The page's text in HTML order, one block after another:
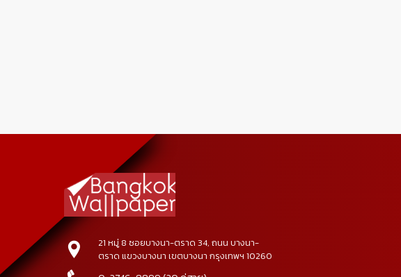
21 หมู่ 8 ซอยบางนา-ตราด 34, ถนน บางนา-
ตราด แขวงบางนา เขตบางนา กรุงเทพฯ 10260